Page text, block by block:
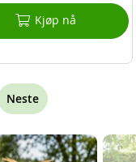
Kjøp nå
Neste